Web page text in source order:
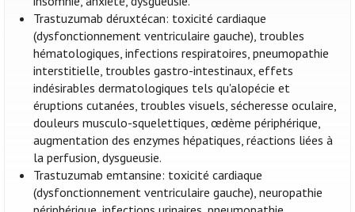
Trastuzumab déruxtécan: toxicité cardiaque
(dysfonctionnement ventriculaire gauche), troubles
hématologiques, infections respiratoires, pneumopathie
interstitielle, troubles gastro-intestinaux, effets
indésirables dermatologiques tels qu'alopécie et
éruptions cutanées, troubles visuels, sécheresse oculaire,
douleurs musculo-squelettiques, œdème périphérique,
augmentation des enzymes hépatiques, réactions liées à
la perfusion, dysgueusie.
Trastuzumab emtansine: toxicité cardiaque
(dysfonctionnement ventriculaire gauche), neuropathie